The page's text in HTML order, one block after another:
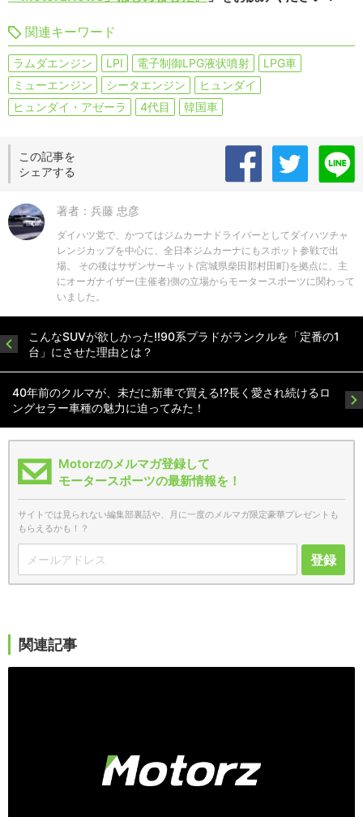
関連キーワード
ラムダエンジン LPI 電子制御LPG液状噴射
LPG車
ミューエンジン
シータエンジン
ヒュンダイ
ヒュンダイ・アゼーラ
4代目 韓国車
この記事を
シェアする
著者：兵藤 忠彦
ダイハツ党で、かつてはジムカーナドライバーとしてダイハツチャ
レンジカップを中心に、全日本ジムカーナにもスポット参戦で出
場。 その後はサザンサーキット(宮城県柴田郡村田町)を拠点に、主
にオーガナイザー(主催者)側の立場からモータースポーツに関わって
いました。
こんなSUVが欲しかった!!90系プラドがランクルを「定番の1
台」にさせた理由とは？
40年前のクルマが、未だに新車で買える!?長く愛され続けるロ
ングセラー車種の魅力に迫ってみた！
Motorzのメルマガ登録して
モータースポーツの最新情報を！
サイトでは見られない編集部裏話や、月に一度のメルマガ限定豪華プレゼントも
もらえるかも！？
登録
関連記事